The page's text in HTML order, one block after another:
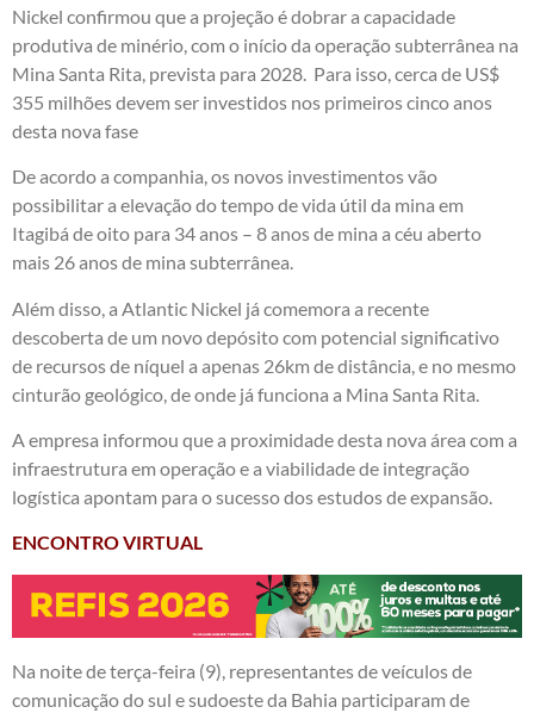
Nickel confirmou que a projeção é dobrar a capacidade
produtiva de minério, com o início da operação subterrânea na
Mina Santa Rita, prevista para 2028. Para isso, cerca de US$
355 milhões devem ser investidos nos primeiros cinco anos
desta nova fase
De acordo a companhia, os novos investimentos vão
possibilitar a elevação do tempo de vida útil da mina em
Itagibá de oito para 34 anos – 8 anos de mina a céu aberto
mais 26 anos de mina subterrânea.
Além disso, a Atlantic Nickel já comemora a recente
descoberta de um novo depósito com potencial significativo
de recursos de níquel a apenas 26km de distância, e no mesmo
cinturão geológico, de onde já funciona a Mina Santa Rita.
A empresa informou que a proximidade desta nova área com a
infraestrutura em operação e a viabilidade de integração
logística apontam para o sucesso dos estudos de expansão.
ENCONTRO VIRTUAL
Na noite de terça-feira (9), representantes de veículos de
comunicação do sul e sudoeste da Bahia participaram de